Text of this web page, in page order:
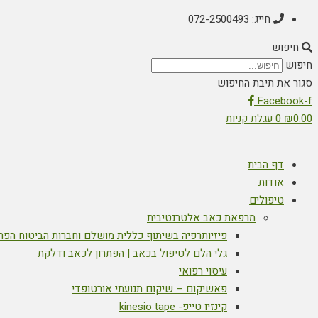
חייג: 072-2500493
חיפוש
חיפוש
סגור את תיבת החיפוש
Facebook-f
₪0.00
0 עגלת קניות
דף הבית
אודות
טיפולים
מרפאת כאב אלטרנטיבית
פיזיותרפיה בשיתוף כללית מושלם וחברות הביטוח
גלי הלם לטיפול בכאב | הפתרון לכאב ודלקת
עיסוי רפואי
פאשיקום – שיקום תנועתי אורטופדי
קינזיו טייפ- kinesio tape